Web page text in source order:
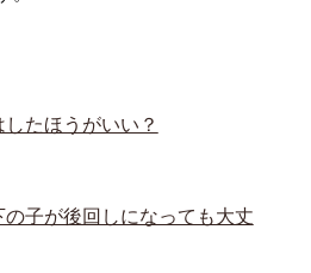
たほうがいい？
子が後回しになっても大丈